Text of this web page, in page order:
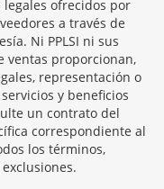
legales ofrecidos por
a través de
Ni PPLSI ni sus
ventas proporcionan,
representación o
y beneficios
un contrato del
correspondiente al
los términos,